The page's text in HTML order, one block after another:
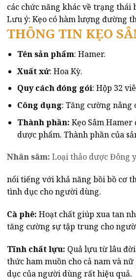
các chức năng khác về trạng
Lưu ý: Kẹo có hàm lượng đường
THÔNG TIN KẸO
Tên sản phẩm: Hamer.
Xuất xứ: Hoa Kỳ.
Quy cách đóng gói: Hộp 32
Công dụng: Tăng cường nâng
Thành phần: Kẹo Sâm
dược phẩm. Thành phần của
Nhân sâm: Loại thảo dược Đông
nổi tiếng với khả năng bồi bồ cơ
tình dục cho người dùng.
Cà phê: Hoạt chất giúp xua tan
tăng cường sự tập trung cho
Tĩnh chất lựu: Quả lựu từ lâu
thức ham muồn cho cả nam và
dục của người dùng rất hiệu quả.